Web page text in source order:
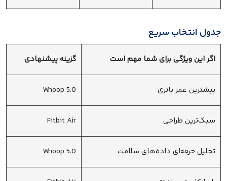
جدول انتخاب سریع
اگر این ویژگی برای شما مهم است گزینه پیشنهادی
بیشترین عمر باتری Whoop 5.0
سبک‌ترین طراحی Fitbit Air
تحلیل حرفه‌ای داده‌های سلامت Whoop 5.0